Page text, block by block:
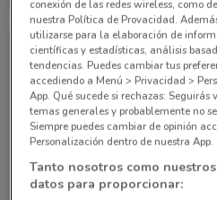
conexión de las redes wireless, como
nuestra Política de Provacidad.
utilizarse para la elaboración de
científicas y estadísticas, análisis
tendencias. Puedes cambiar tus
accediendo a Menú > Privacidad >
App. Qué sucede si rechazas: Seguirás
temas generales y probablemente no
Siempre puedes cambiar de opinión
Personalización dentro de nuestra App.
Tanto nosotros como
datos para proporcionar: